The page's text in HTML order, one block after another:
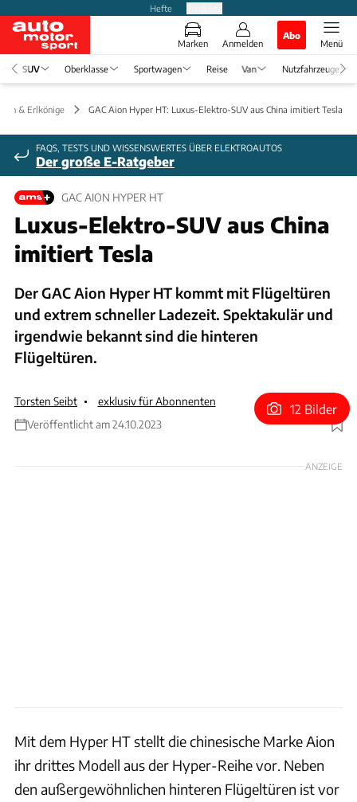
Hefte
Marken Anmelden
Abo
Menü
SUV Oberklasse Sportwagen Reise Van Nutzfahrzeuge
& Erlkönige GAC Aion Hyper HT: Luxus-Elektro-SUV aus China imitiert Tesla
FAQS, TESTS UND WISSENSWERTES ÜBER ELEKTROAUTOS
Der große E-Ratgeber
GAC AION HYPER HT
Luxus-Elektro-SUV aus China
imitiert Tesla
Der GAC Aion Hyper HT kommt mit Flügeltüren
und extrem schneller Ladezeit. Spektakulär und
irgendwie bekannt sind die hinteren
Flügeltüren.
Torsten Seibt
exklusiv für Abonnenten
Veröffentlicht am 24.10.2023
Foto: Guangzhou Automobile Group
12 Bilder
ANZEIGE
Mit dem Hyper HT stellt die chinesische Marke Aion
ihr drittes Modell aus der Hyper-Reihe vor. Neben
den außergewöhnlichen hinteren Flügeltüren ist vor